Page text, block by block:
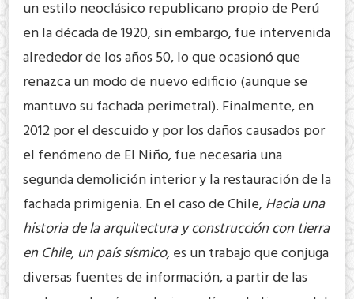
un estilo neoclásico republicano propio de Perú
en la década de 1920, sin embargo, fue intervenida
alrededor de los años 50, lo que ocasionó que
renazca un modo de nuevo edificio (aunque se
mantuvo su fachada perimetral). Finalmente, en
2012 por el descuido y por los daños causados por
el fenómeno de El Niño, fue necesaria una
segunda demolición interior y la restauración de la
fachada primigenia. En el caso de Chile,Hacia una
historia de la arquitectura y construcción con tierra
en Chile, un país sísmico,es un trabajo que conjuga
diversas fuentes de información, a partir de las